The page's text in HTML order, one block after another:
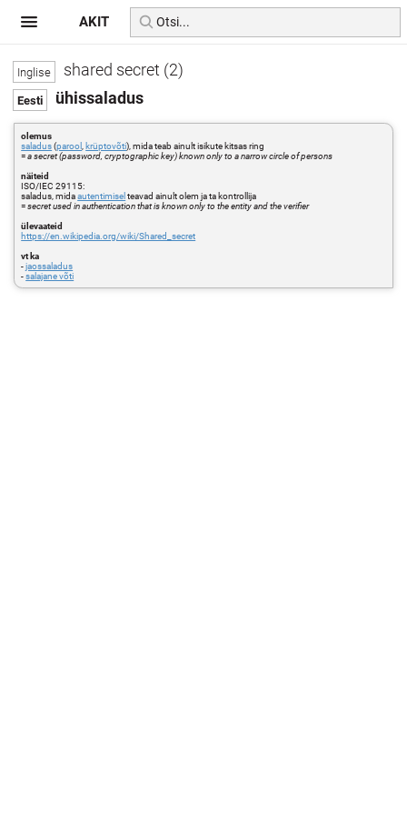
shared secret (2)
ühissaladus
olemus
saladus(parool krüptovõti), mida teab ainult isikute kitsas ring
=a secret (password, cryptographic key) known only to a narrow circle of persons
näiteid
ISO/IEC 29115:
saladus, midaautentimisel teavad ainult olem ja ta kontrollija
=secret used in authentication that is known only to the entity and the verifier
ülevaateid
https://en.wikipedia.org/wiki/Shared_secret
vt ka
-jaossaladus
-salajane võti
AKIT